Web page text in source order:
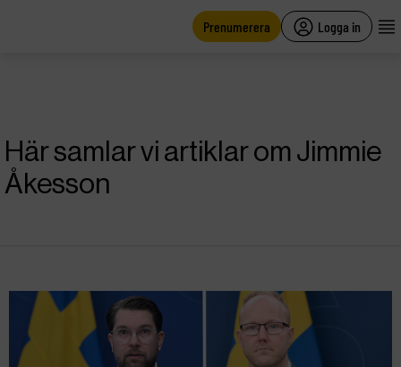
Prenumerera Logga in
Här samlar vi artiklar om Jimmie
Åkesson